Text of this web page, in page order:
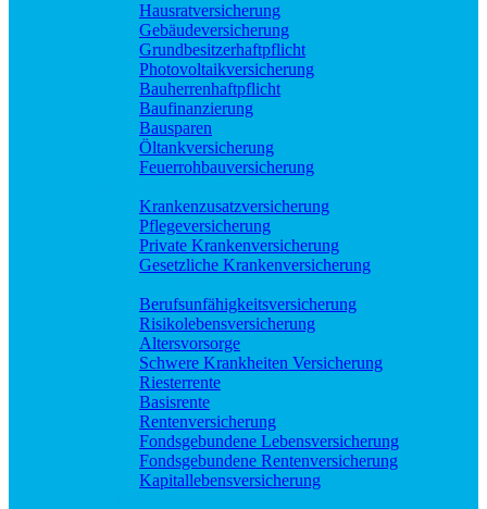
Hausratversicherung
Gebäudeversicherung
Grundbesitzerhaftpflicht
Photovoltaikversicherung
Bauherrenhaftpflicht
Baufinanzierung
Bausparen
Öltankversicherung
Feuerrohbauversicherung
Krankenzusatzversicherung
Pflegeversicherung
Private Krankenversicherung
Gesetzliche Krankenversicherung
Berufs­unfähigkeitsversicherung
Risikolebensversicherung
Altersvorsorge
Schwere Krankheiten Versicherung
Riesterrente
Basisrente
Rentenversicherung
Fondsgebundene Lebensversicherung
Fondsgebundene Rentenversicherung
Kapitallebensversicherung